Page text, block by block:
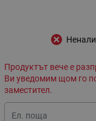
Продуктът вече е
Ви уведомим щом го
заместител.
Ел. поща